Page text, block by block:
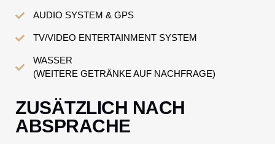
AUDIO SYSTEM & GPS
TV/VIDEO ENTERTAINMENT SYSTEM
WASSER
(WEITERE GETRÄNKE AUF NACHFRAGE)
ZUSÄTZLICH NACH
ABSPRACHE